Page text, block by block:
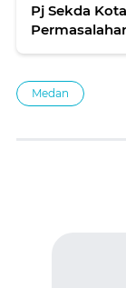
Pj Sekda
Medan